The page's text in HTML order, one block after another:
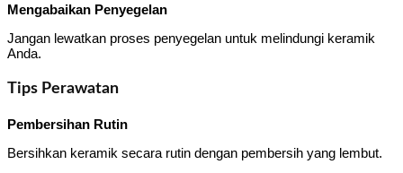
Mengabaikan Penyegelan
Jangan lewatkan proses penyegelan untuk melindungi keramik
Anda.
Tips Perawatan
Pembersihan Rutin
Bersihkan keramik secara rutin dengan pembersih yang lembut.